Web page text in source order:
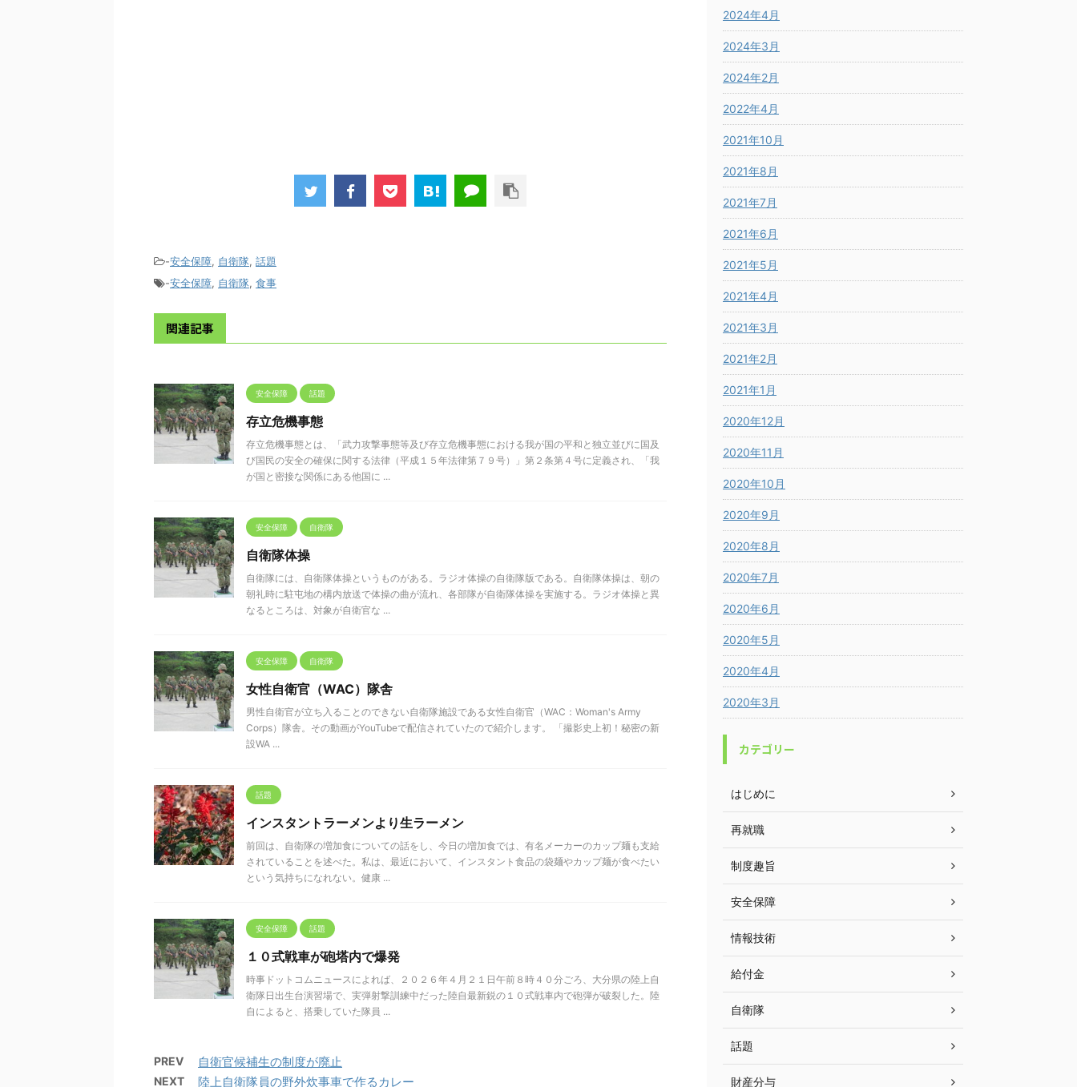
-安全保障, 自衛隊, 話題
-安全保障, 自衛隊, 食事
関連記事
安全保障 話題
存立危機事態
存立危機事態とは、「武力攻撃事態等及び存立危機事態における我が国の平和と独立並びに国及
び国民の安全の確保に関する法律（平成１５年法律第７９号）」第２条第４号に定義され、「我
が国と密接な関係にある他国に ...
安全保障 自衛隊
自衛隊体操
自衛隊には、自衛隊体操というものがある。ラジオ体操の自衛隊版である。自衛隊体操は、朝の
朝礼時に駐屯地の構内放送で体操の曲が流れ、各部隊が自衛隊体操を実施する。ラジオ体操と異
なるところは、対象が自衛官な ...
安全保障 自衛隊
女性自衛官（WAC）隊舎
男性自衛官が立ち入ることのできない自衛隊施設である女性自衛官（WAC：Woman's Army
Corps）隊舎。その動画がYouTubeで配信されていたので紹介します。 「撮影史上初！秘密の新
設WA ...
話題
インスタントラーメンより生ラーメン
前回は、自衛隊の増加食についての話をし、今日の増加食では、有名メーカーのカップ麺も支給
されていることを述べた。私は、最近において、インスタント食品の袋麺やカップ麺が食べたい
という気持ちになれない。健康 ...
安全保障 話題
１０式戦車が砲塔内で爆発
時事ドットコムニュースによれば、２０２６年４月２１日午前８時４０分ごろ、大分県の陸上自
衛隊日出生台演習場で、実弾射撃訓練中だった陸自最新鋭の１０式戦車内で砲弾が破裂した。陸
自によると、搭乗していた隊員 ...
PREV 自衛官候補生の制度が廃止
NEXT 陸上自衛隊員の野外炊事車で作るカレー
2024年4月
2024年3月
2024年2月
2022年4月
2021年10月
2021年8月
2021年7月
2021年6月
2021年5月
2021年4月
2021年3月
2021年2月
2021年1月
2020年12月
2020年11月
2020年10月
2020年9月
2020年8月
2020年7月
2020年6月
2020年5月
2020年4月
2020年3月
カテゴリー
はじめに
再就職
制度趣旨
安全保障
情報技術
給付金
自衛隊
話題
財産分与